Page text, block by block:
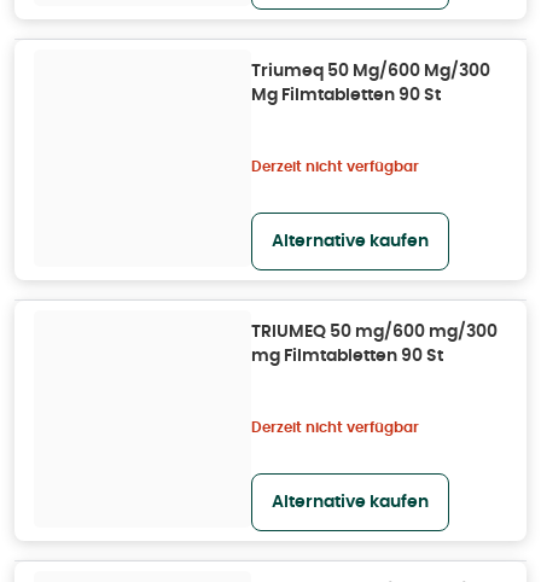
Triumeq 50 Mg/600 Mg/300
Mg Filmtabletten 90 St
Derzeit nicht verfügbar
Alternative kaufen
TRIUMEQ 50 mg/600 mg/300
mg Filmtabletten 90 St
Derzeit nicht verfügbar
Alternative kaufen